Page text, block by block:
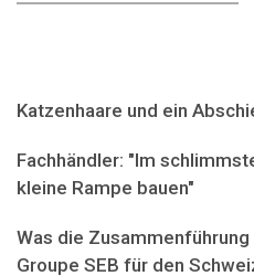
Katzenhaare und ein
Fachhändler: "Im
kleine Rampe bauen"
Was die Zusammenführung
Groupe SEB für den